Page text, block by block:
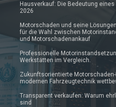
Hausverkauf: Die Bedeutung
2026
Motorschaden und seine
für die Wahl zwischen
und Motorschadenankauf
Professionelle
Werkstätten im Vergleich.
Zukunftsorientierte
modernen Fahrzeugtechnik
Transparent verkaufen: Warum
sind